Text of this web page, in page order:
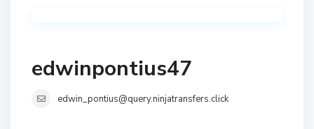
edwinpontius47
edwin_pontius@query.ninjatransfers.click